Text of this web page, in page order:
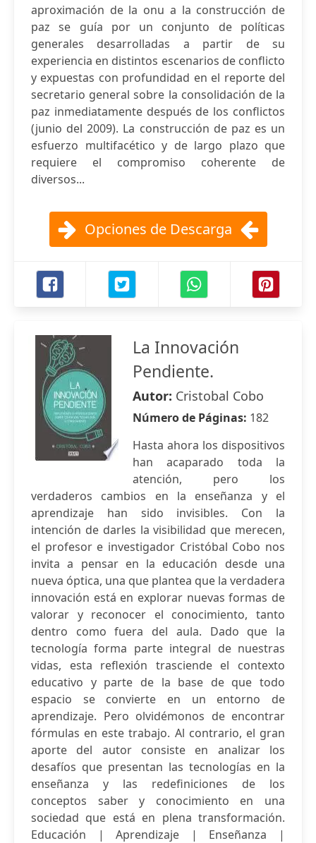
aproximación de la onu a la construcción de
paz se guía por un conjunto de políticas
generales desarrolladas a partir de su
experiencia en distintos escenarios de conflicto
y expuestas con profundidad en el reporte del
secretario general sobre la consolidación de la
paz inmediatamente después de los conflictos
(junio del 2009). La construcción de paz es un
esfuerzo multifacético y de largo plazo que
requiere el compromiso coherente de
diversos...
Opciones de Descarga
La Innovación
Pendiente.
Autor: Cristobal Cobo
Número de Páginas: 182
Hasta ahora los dispositivos
han acaparado toda la
atención, pero los
verdaderos cambios en la enseñanza y el
aprendizaje han sido invisibles. Con la
intención de darles la visibilidad que merecen,
el profesor e investigador Cristóbal Cobo nos
invita a pensar en la educación desde una
nueva óptica, una que plantea que la verdadera
innovación está en explorar nuevas formas de
valorar y reconocer el conocimiento, tanto
dentro como fuera del aula. Dado que la
tecnología forma parte integral de nuestras
vidas, esta reflexión trasciende el contexto
educativo y parte de la base de que todo
espacio se convierte en un entorno de
aprendizaje. Pero olvidémonos de encontrar
fórmulas en este trabajo. Al contrario, el gran
aporte del autor consiste en analizar los
desafíos que presentan las tecnologías en la
enseñanza y las redefiniciones de los
conceptos saber y conocimiento en una
sociedad que está en plena transformación.
Educación | Aprendizaje | Enseñanza |